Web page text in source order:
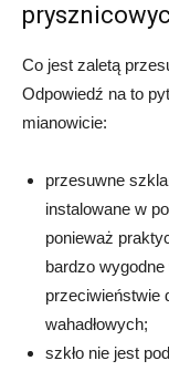
Co jest zaletą
Odpowiedź na to
mianowicie:
przesuwne
instalowane w
ponieważ
bardzo wygodne
przeciwieństwie
wahadłowych;
szkło nie jest